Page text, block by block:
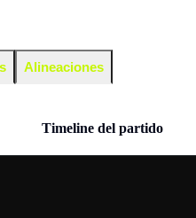
Alineaciones
Timeline del partido